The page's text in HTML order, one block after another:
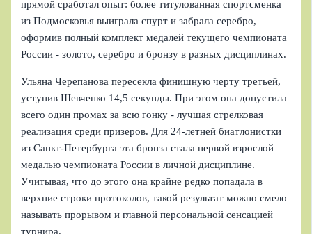
прямой сработал опыт: более титулованная спортсменка
из Подмосковья выиграла спурт и забрала серебро,
оформив полный комплект медалей текущего чемпионата
России - золото, серебро и бронзу в разных дисциплинах.
Ульяна Черепанова пересекла финишную черту третьей,
уступив Шевченко 14,5 секунды. При этом она допустила
всего один промах за всю гонку - лучшая стрелковая
реализация среди призеров. Для 24-летней биатлонистки
из Санкт-Петербурга эта бронза стала первой взрослой
медалью чемпионата России в личной дисциплине.
Учитывая, что до этого она крайне редко попадала в
верхние строки протоколов, такой результат можно смело
называть прорывом и главной персональной сенсацией
турнира.